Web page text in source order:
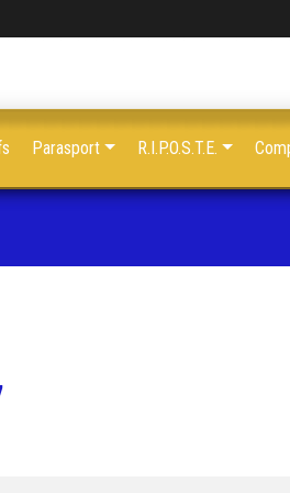
Parasport R.I.P.O.S.T.E.